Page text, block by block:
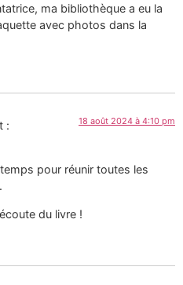
ma bibliothèque a eu la
avec photos dans la
: 18 août 2024 à 4:10 pm
pour réunir toutes les
du livre !